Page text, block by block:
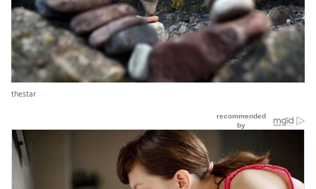
thestar